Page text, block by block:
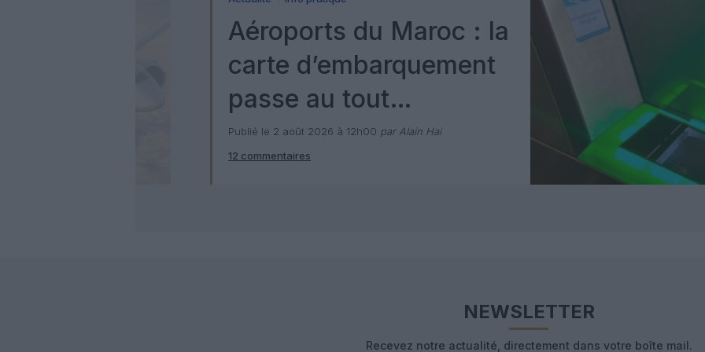
Aéroports du Maroc : la
carte d’embarquement
passe au tout
numérique avec Pax
Check
Publié le 2 août 2026 à 12h00 par Alain Hai
12 commentaires
NEWSLETTER
Recevez notre actualité, directement dans votre boîte mail.